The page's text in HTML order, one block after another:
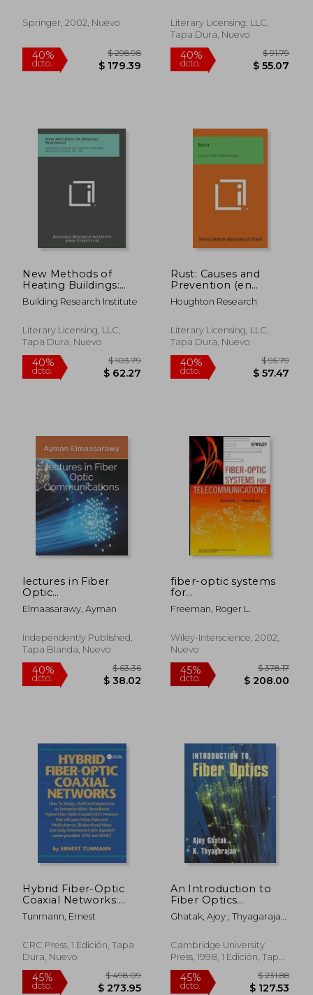
dcto. $ 44.78
40%
dcto. $
45% $ 152.33 45% $
Springer, 2002, Nuevo
Literary Licensing, LLC,
Tapa Dura, Nuevo
New Methods of
Heating Buildings:
National Academy of
Sciences, National
760 (en Inglés)
Building Research Institute
Literary Licensing, LLC,
Tapa Dura, Nuevo
Rust: Causes and
Prevention (en
Inglés)
Houghton Research
Literary Licensing, LLC,
Tapa Dura, Nuevo
lectures in Fiber
Optic
Communications (en
Inglés)
Elmaasarawy, Ayman
Independently Published,
Tapa Blanda, Nuevo
fiber-optic systems
for
telecommunications
(en Inglés)
Freeman, Roger L.
Wiley-Interscience, 2002,
Nuevo
Hybrid Fiber-Optic
Coaxial Networks:
How to Design, Build,
and Implement an
Broadband HFC
Network (en Inglés)
Tunmann, Ernest
CRC Press, 1 Edición, Tapa
Dura, Nuevo
An Introduction to
Fiber Optics
Paperback (en
Inglés)
Ghatak, Ajoy ; Thyagarajan,
Cambridge University
Press, 1998, 1 Edición, Tapa
Blanda, Nuevo